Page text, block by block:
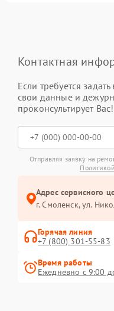
Контактная
Если требуется
свои данные и
проконсультирует Вас!
Отправляя заявку на
Адрес сервисного
г. Смоленск, ул.
Горячая линия
+7 (800) 301-55-83
Время работы
Ежедневно с 9:00